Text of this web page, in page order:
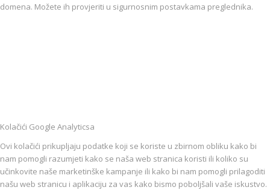
domena. Možete ih provjeriti u sigurnosnim postavkama preglednika.
Kolačići Google Analyticsa
Ovi kolačići prikupljaju podatke koji se koriste u zbirnom obliku kako bi
nam pomogli razumjeti kako se naša web stranica koristi ili koliko su
učinkovite naše marketinške kampanje ili kako bi nam pomogli prilagoditi
našu web stranicu i aplikaciju za vas kako bismo poboljšali vaše iskustvo.